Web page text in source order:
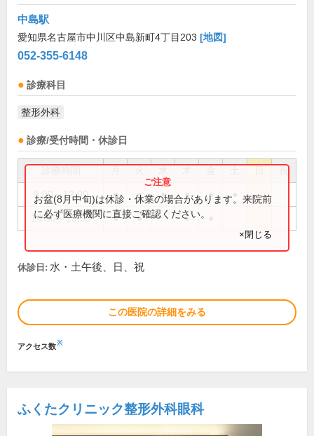
中島駅
愛知県名古屋市中川区中島新町4丁目203 [地図]
052-355-6148
診療科目
整形外科
診療/受付時間・休診日
祝
9:00～12:00 ● ● ● ● ●
16:00～19:00 ● ● ●
お盆(8月中旬)は休診・休業の場合があります。来院前
に必ず医療機関に直接ご確認ください。
×閉じる
休診日: 水・土午後、日、祝
この医院の詳細をみる
アクセス数※
ふくたクリニック整形外科眼科